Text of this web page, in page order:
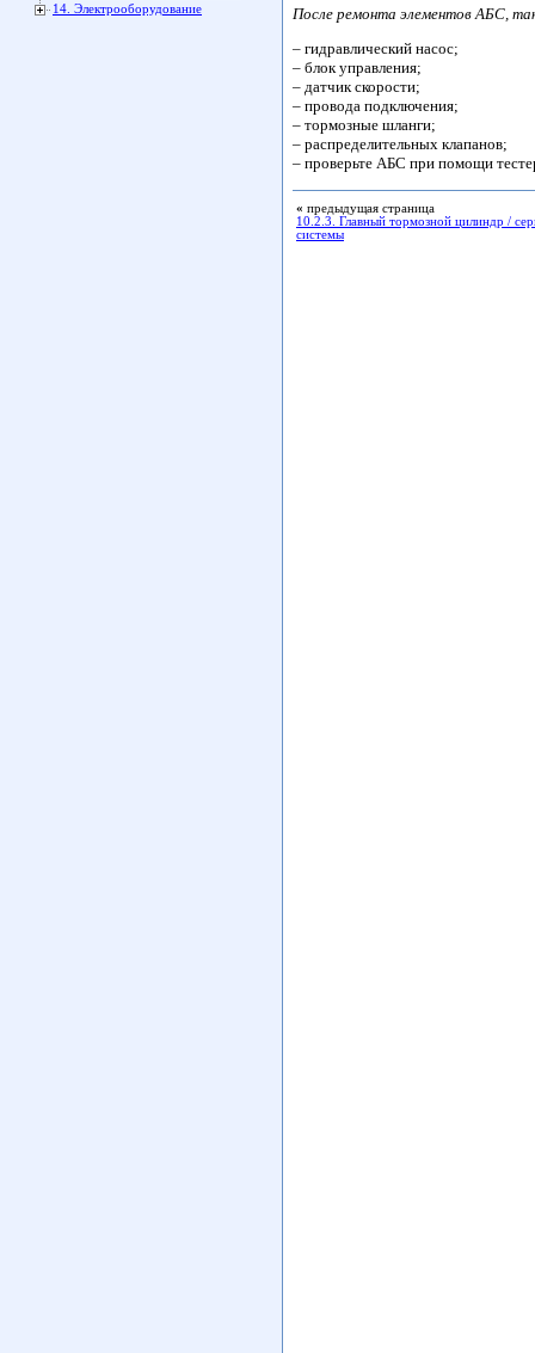
14. Электрооборудование
После ремонта элементов АБС,
– гидравлический насос;
– блок управления;
– датчик скорости;
– провода подключения;
– тормозные шланги;
– распределительных клапанов;
– проверьте АБС при помощи
« предыдущая страница
10.2.3. Главный тормозной цилиндр /
системы